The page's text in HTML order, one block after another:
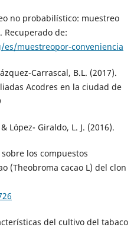
no probabilístico: muestreo
Recuperado de:
muestreopor-conveniencia
Carrascal, B.L. (2017).
Acodres en la ciudad de
López- Giraldo, L. J. (2016).
los compuestos
(Theobroma cacao L) del clon
del cultivo del tabaco